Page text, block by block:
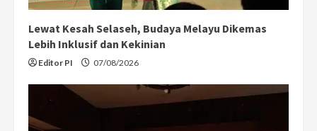
Lewat Kesah Selaseh, Budaya Melayu Dikemas
Lebih Inklusif dan Kekinian
Editor PI 07/08/2026